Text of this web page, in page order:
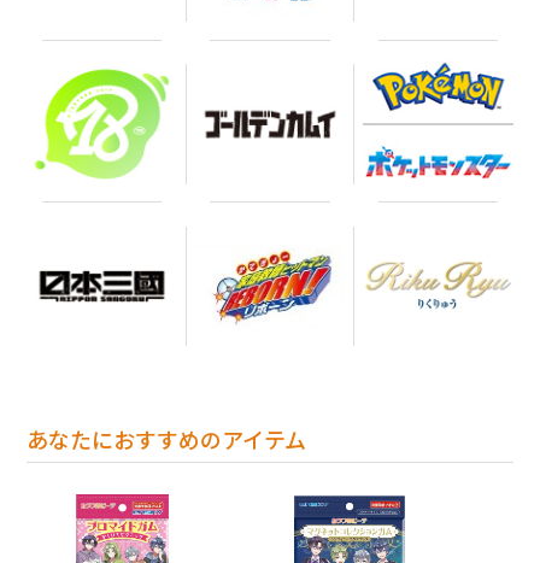
あなたにおすすめのアイテム